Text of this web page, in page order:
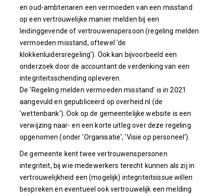
en oud-ambtenaren een vermoeden van een misstand
op een vertrouwelijke manier melden bij een
leidinggevende of vertrouwenspersoon (regeling melden
vermoeden misstand, oftewel ‘de
klokkenluidersregeling’). Ook kan bijvoorbeeld een
onderzoek door de accountant de verdenking van een
integriteitsschending opleveren.
De ‘Regeling melden vermoeden misstand’ is in 2021
aangevuld en gepubliceerd op overheid.nl (de
'wettenbank'). Ook op de gemeentelijke website is een
verwijzing naar- en een korte uitleg over deze regeling
opgenomen (onder 'Organisatie', 'Visie op personeel').
De gemeente kent twee vertrouwenspersonen
integriteit, bij wie medewerkers terecht kunnen als zij in
vertrouwelijkheid een (mogelijk) integriteitsissue willen
bespreken en eventueel ook vertrouwelijk een melding